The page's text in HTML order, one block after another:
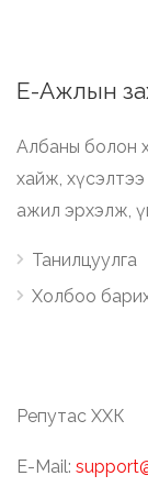
Е-Ажлын
Албаны болон
хайж,
ажил эрхэлж,
Танилцуулга
Холбоо
Репутас ХХК
E-Mail: